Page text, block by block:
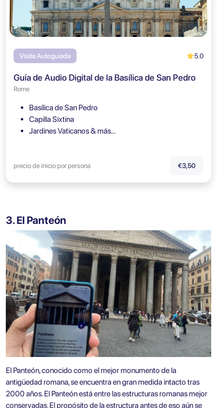
Visita Autoguiada 5.0
Guía de Audio Digital de la Basílica de San Pedro
Rome
Basílica de San Pedro
Capilla Sixtina
Jardines Vaticanos & más…
precio de inicio por persona €3,50
3. El Panteón
El Panteón, conocido como el mejor monumento de la
antigüedad romana, se encuentra en gran medida intacto tras
2000 años. El Panteón está entre las estructuras romanas mejor
conservadas. El propósito de la estructura antes de eso aún se